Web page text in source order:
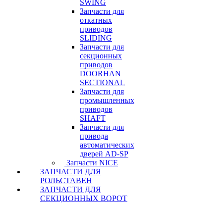
SWING
Запчасти для
откатных
приводов
SLIDING
Запчасти для
секционных
приводов
DOORHAN
SECTIONAL
Запчасти для
промышленных
приводов
SHAFT
Запчасти для
привода
автоматических
дверей AD-SP
Запчасти NICE
ЗАПЧАСТИ ДЛЯ
РОЛЬСТАВЕН
ЗАПЧАСТИ ДЛЯ
СЕКЦИОННЫХ ВОРОТ